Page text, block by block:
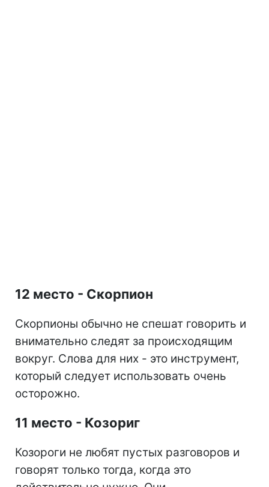
12 место - Скорпион
Скорпионы обычно не спешат говорить и
внимательно следят за происходящим
вокруг. Слова для них - это инструмент,
который следует использовать очень
осторожно.
11 место - Козориг
Козороги не любят пустых разговоров и
говорят только тогда, когда это